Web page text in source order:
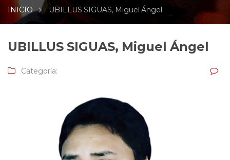
INICIO UBILLUS SIGUAS, Miguel Ángel
UBILLUS SIGUAS, Miguel Ángel
Categoría: